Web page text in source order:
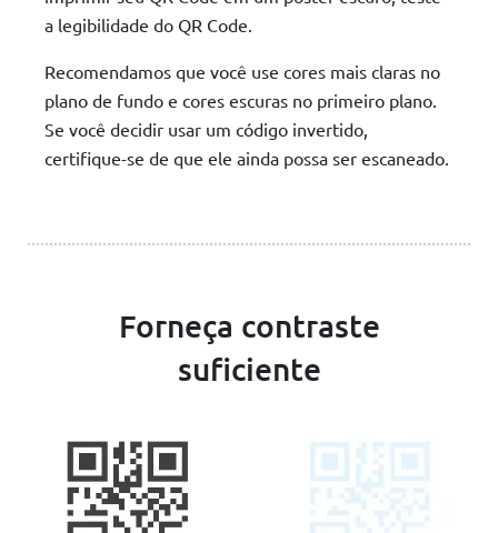
a legibilidade do QR Code.
Recomendamos que você use cores mais claras no
plano de fundo e cores escuras no primeiro plano.
Se você decidir usar um código invertido,
certifique-se de que ele ainda possa ser escaneado.
Forneça contraste
suficiente